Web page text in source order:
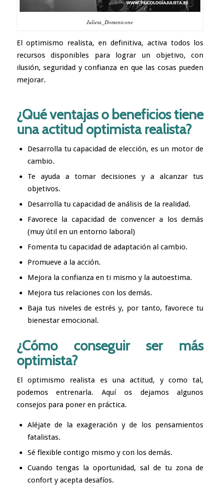
Julieta_Domenicone
El optimismo realista, en definitiva, activa todos los
recursos disponibles para lograr un objetivo, con
ilusión, seguridad y confianza en que las cosas pueden
mejorar.
¿Qué ventajas o beneficios tiene
una actitud optimista realista?
Desarrolla tu capacidad de elección, es un motor de
cambio.
Te ayuda a tomar decisiones y a alcanzar tus
objetivos.
Desarrolla tu capacidad de análisis de la realidad.
Favorece la capacidad de convencer a los demás
(muy útil en un entorno laboral)
Fomenta tu capacidad de adaptación al cambio.
Promueve a la acción.
Mejora la confianza en ti mismo y la autoestima.
Mejora tus relaciones con los demás.
Baja tus niveles de estrés y, por tanto, favorece tu
bienestar emocional.
¿Cómo conseguir ser más
optimista?
El optimismo realista es una actitud, y como tal,
podemos entrenarla. Aquí os dejamos algunos
consejos para poner en práctica.
Aléjate de la exageración y de los pensamientos
fatalistas.
Sé flexible contigo mismo y con los demás.
Cuando tengas la oportunidad, sal de tu zona de
confort y acepta desafíos.